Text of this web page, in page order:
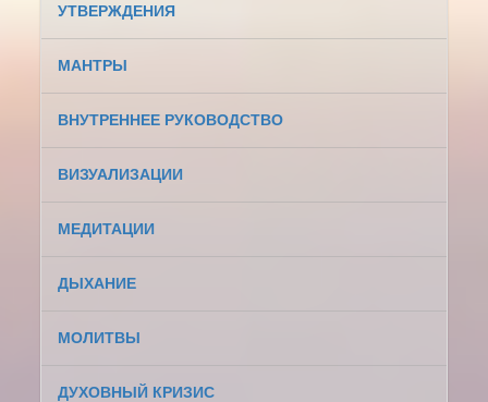
УТВЕРЖДЕНИЯ
МАНТРЫ
ВНУТРЕННЕЕ РУКОВОДСТВО
ВИЗУАЛИЗАЦИИ
МЕДИТАЦИИ
ДЫХАНИЕ
МОЛИТВЫ
ДУХОВНЫЙ КРИЗИС